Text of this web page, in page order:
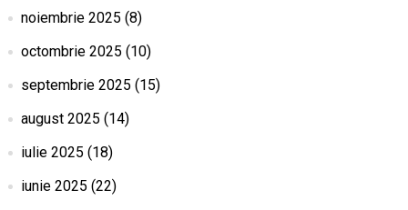
noiembrie 2025 (8)
octombrie 2025 (10)
septembrie 2025 (15)
august 2025 (14)
iulie 2025 (18)
iunie 2025 (22)